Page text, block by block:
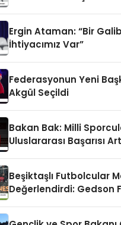
Ergin Ataman: “Bir
İhtiyacımız Var”
Federasyonun Yeni
Akgül Seçildi
Bakan Bak: Milli
Uluslararası Başarısı
Beşiktaşlı Futbolcular
Değerlendirdi: Gedson